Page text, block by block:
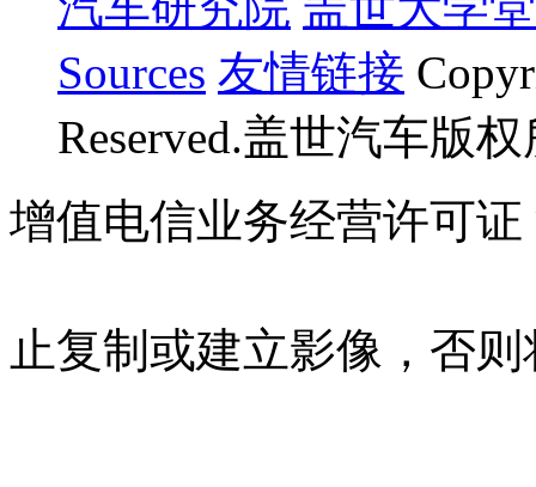
Sources 友情链接
Reserved.盖世汽车版
增值电信业务经营许可证
止复制或建立影像，否